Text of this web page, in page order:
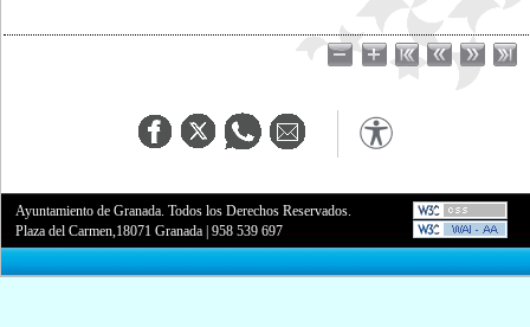
Ayuntamiento de Granada. Todos los Derechos Reservados.
Plaza del Carmen,18071 Granada |958 539 697